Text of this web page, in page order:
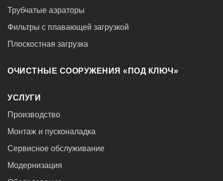
Трубчатые аэраторы
Фильтры с плавающей загрузкой
Плоскостная загрузка
ОЧИСТНЫЕ СООРУЖЕНИЯ «ПОД КЛЮЧ»
УСЛУГИ
Производство
Монтаж и пусконаладка
Сервисное обслуживание
Модернизация